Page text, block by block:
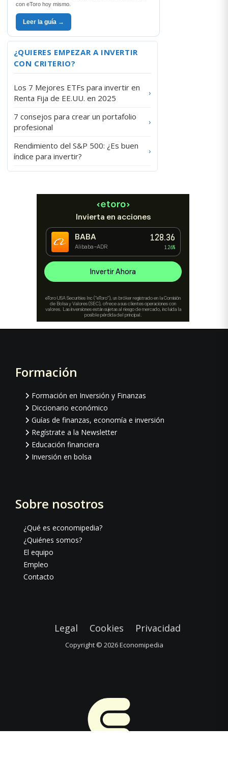
con eToro hoy mismo.
Leer la guía →
¿QUIERES EMPEZAR A INVERTIR
CON CRITERIO?
Los 7 Mejores ETFs para invertir en
Renta Fija de EE.UU. en 2025
›
7 consejos para crear un portafolio
profesional
›
Rendimiento del S&P 500: ¿Es buen
índice para invertir?
›
Footer
Formación
Formación en Inversión y Finanzas
Diccionario económico
Guías de finanzas, economía e inversión
Regístrate a la Newsletter
Educación financiera
Inversión en bolsa
Sobre nosotros
¿Qué es economipedia?
¿Quiénes somos?
El equipo
Empleo
Contacto
Legal Cookies Privacidad
Copyright © 2026Economipedia